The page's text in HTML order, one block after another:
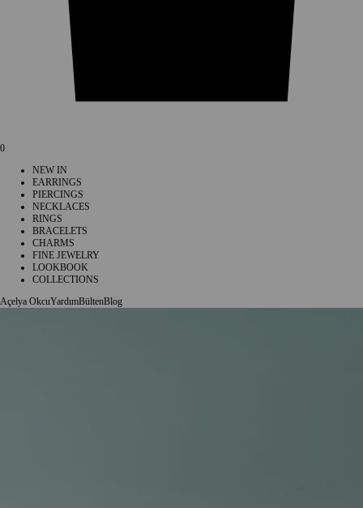
0
NEW IN
EARRINGS
PIERCINGS
NECKLACES
RINGS
BRACELETS
CHARMS
FINE JEWELRY
LOOKBOOK
COLLECTIONS
Açelya OkcuYardımBültenBlog